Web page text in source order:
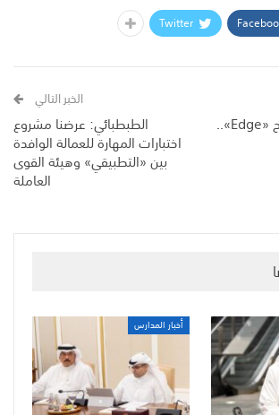
Twitter
ميزات جديدة لمتصفح «Edge»..
الخبر التالي
الطبطبائي: عرضنا مشروع
اختبارات المهارة للعمالة الوافدة
بين «التطبيقي» وهيئة القوى
العاملة
أخبار المدارس